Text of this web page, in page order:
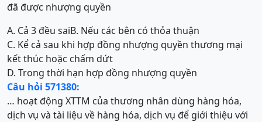
đã được nhượng quyền
A. Cả 3 đều saiB. Nếu các bên có thỏa thuận
C. Kể cả sau khi hợp đồng nhượng quyền thương mại
kết thúc hoặc chấm dứt
D. Trong thời hạn hợp đồng nhượng quyền
Câu hỏi 571380:
… hoạt động XTTM của thương nhân dùng hàng hóa,
dịch vụ và tài liệu về hàng hóa, dịch vụ để giới thiệu với